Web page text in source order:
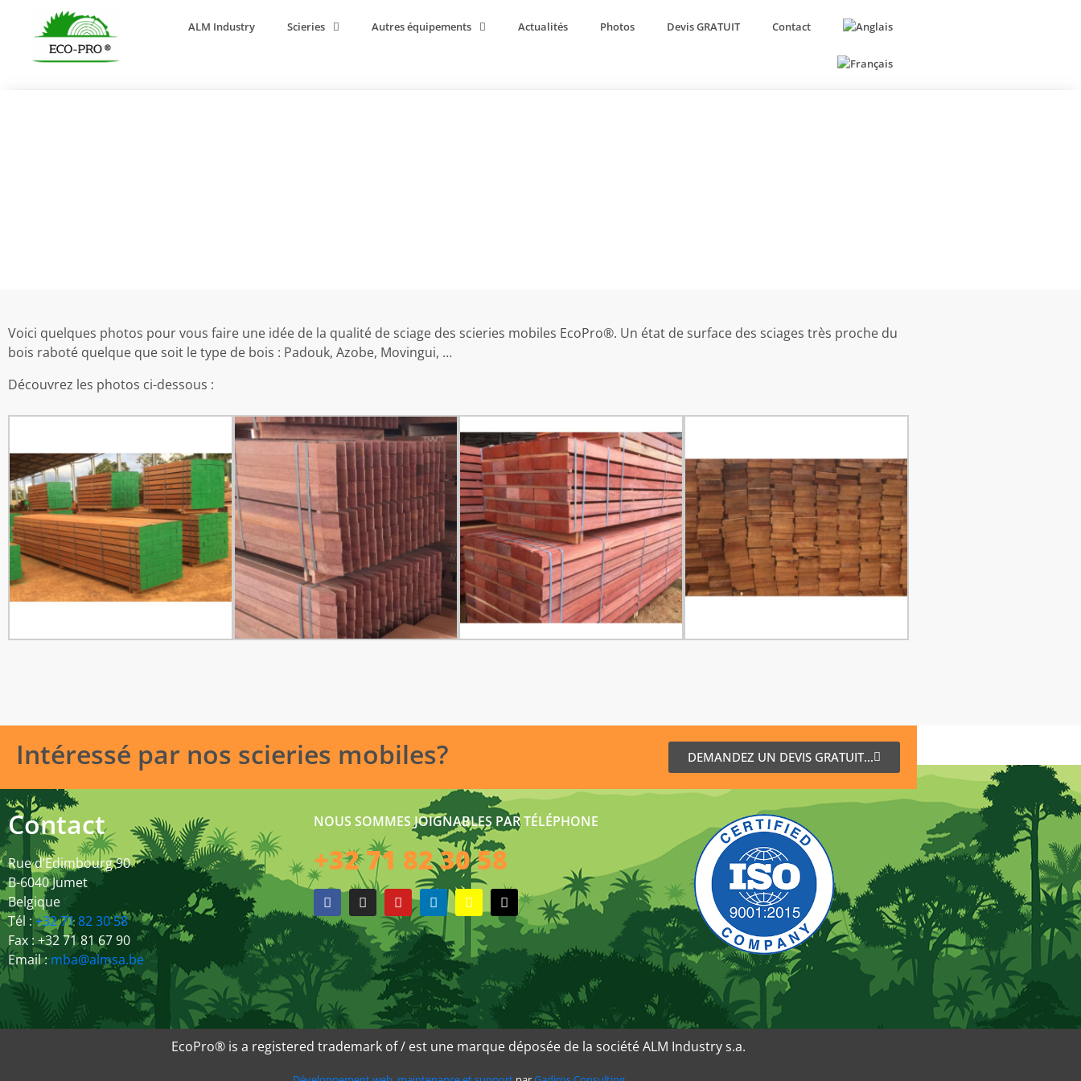
ALM Industry Scieries Autres équipements Actualités Photos Devis GRATUIT Contact
Voici quelques photos pour vous faire une idée de la qualité de sciage des scieries mobiles EcoPro®. Un état de surface des sciages très proche du
bois raboté quelque que soit le type de bois : Padouk, Azobe, Movingui, …
Découvrez les photos ci-dessous :
Intéressé par nos scieries mobiles? DEMANDEZ UN DEVIS GRATUIT...
Contact
Rue d’Edimbourg 90
B-6040 Jumet
Belgique
Tél :+32 71 82 30 58
Fax : +32 71 81 67 90
Email :mba@almsa.be
NOUS SOMMES JOIGNABLES PAR TÉLÉPHONE
+32 71 82 30 58
EcoPro® is a registered trademark of / est une marque déposée de la société ALM Industry s.a.